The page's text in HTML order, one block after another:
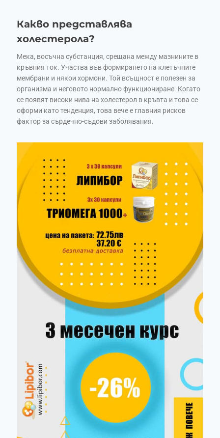
Какво представлява
холестерола?
Мека, восъчна субстанция, срещана между мазнините в
кръвния ток. Участва във формирането на клетъчните
мембрани и някои хормони. Той всъщност е полезен за
организма и неговото нормално функциониране. Когато
се появят високи нива на холестерол в кръвта и това се
оформи като тенденция, това вече е главния рисков
фактор за сърдечно-съдови заболявания.